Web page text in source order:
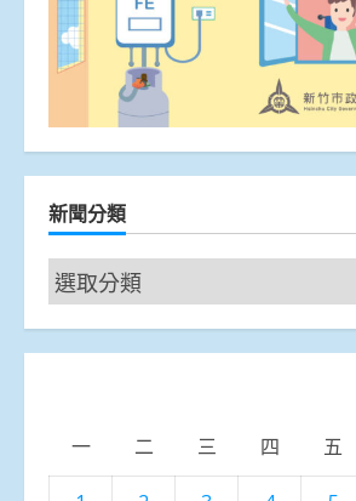
新聞分類
新
聞
分
一 二 三 四 五